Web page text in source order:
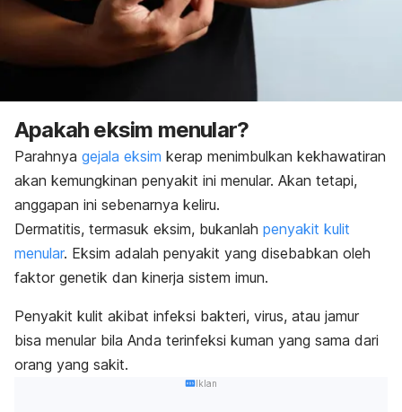
Apakah eksim menular?
Parahnya gejala eksim kerap menimbulkan kekhawatiran
akan kemungkinan penyakit ini menular. Akan tetapi,
anggapan ini sebenarnya keliru.
Dermatitis, termasuk eksim, bukanlah penyakit kulit
menular. Eksim adalah penyakit yang disebabkan oleh
faktor genetik dan kinerja sistem imun.
Penyakit kulit akibat infeksi bakteri, virus, atau jamur
bisa menular bila Anda terinfeksi kuman yang sama dari
orang yang sakit.
Iklan